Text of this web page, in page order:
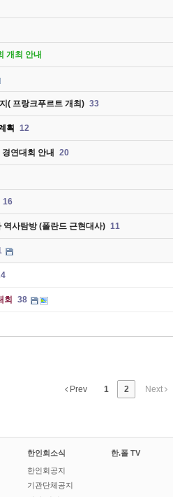
개최 안내
( 프랑크푸르트 개최) 33
획 12
연대회 안내 20
16
역사탐방 (폴란드 근현대사) 11
회 38
Prev 1 2 Next
한인회소식
한인회공지
기관단체공지
한.폴 TV